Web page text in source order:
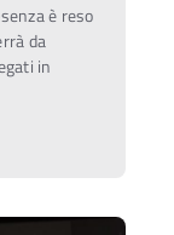
è reso
da
in